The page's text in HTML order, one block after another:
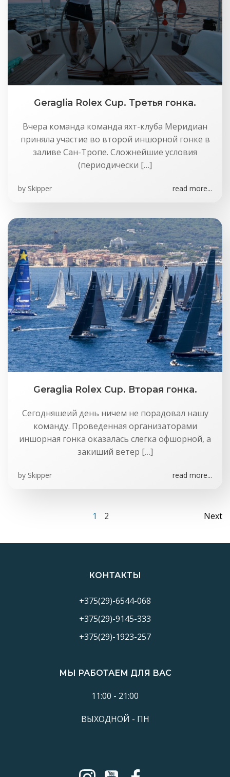
Geraglia Rolex Cup. Третья гонка.
Вчера команда команда яхт-клуба Меридиан
приняла участие во второй иншорной гонке в
заливе Сан-Тропе. Сложнейшие условия
(периодически […]
by Skipper read more...
Geraglia Rolex Cup. Вторая гонка.
Сегодняшеий день ничем не порадовал нашу
команду. Проведенная организаторами
иншорная гонка оказалась слегка офшорной, а
закиший ветер […]
by Skipper read more...
Навигация
по
записям
Страница
1 Страница
2
по
Next
КОНТАКТЫ
+375(29)-6544-068
+375(29)-9145-333
+375(29)-1923-257
МЫ РАБОТАЕМ ДЛЯ ВАС
11:00 - 21:00
ВЫХОДНОЙ - ПН